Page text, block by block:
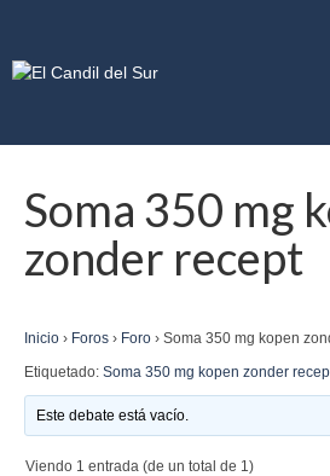
Soma 350 mg
zonder recept
Inicio › Foros › Foro › Soma 350 mg kopen
Etiquetado: Soma 350 mg kopen zonder
Este debate está vacío.
Viendo 1 entrada (de un total de 1)